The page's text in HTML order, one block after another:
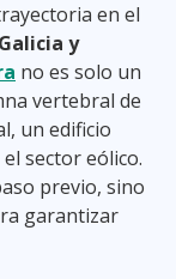
en el
Galicia y
no es solo un
vertebral de
un edificio
sector eólico.
previo, sino
garantizar